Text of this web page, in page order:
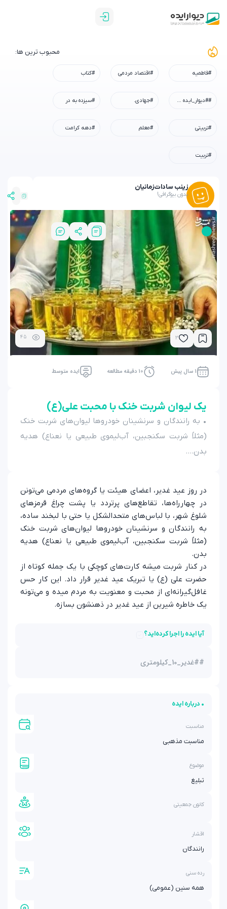
محبوب ترین ها:
#فاطمیه #اقتصاد مردمی #کتاب
##دیوار_ایده #رسم_میزبانی #شهادت_امام_رضا #همه_خادم_الرضاییم #جهادی. #سیزده به در
#تربیتی #معلم #دهه کرامت
#تربیت
• درباره ایده
مناسبت
مناسبت مذهبی
موضوع
تبلیغ
کانون جمعیتی
اقشار
رانندگان
رده سنی
همه سنین (عمومی)
زینب ساداتزمانیان
بدون بیوگرافی!
3
45
1 سال پیش 10 دقیقه مطالعه ایده متوسط
یک لیوان شربت خنک با محبت علی(ع)
• به رانندگان و سرنشینان خودروها لیوان‌های شربت خنک
(مثلاً شربت سکنجبین، آب‌لیموی طبیعی یا نعناع) هدیه
بدن....
در روز عید غدیر، اعضای هیئت یا گروه‌های مردمی می‌تونن
در چهارراه‌ها، تقاطع‌های پرتردد یا پشت چراغ قرمزهای
شلوغ شهر، با لباس‌های متحدالشکل یا حتی با لبخند ساده،
به رانندگان و سرنشینان خودروها لیوان‌های شربت خنک
(مثلاً شربت سکنجبین، آب‌لیموی طبیعی یا نعناع) هدیه
بدن.
در کنار شربت میشه کارت‌های کوچکی با یک جمله کوتاه از
حضرت علی (ع) یا تبریک عید غدیر قرار داد. این کار حس
غافل‌گیرانه‌ای از محبت و معنویت به مردم میده و می‌تونه
یک خاطره شیرین از عید غدیر در ذهنشون بسازه.
آیا ایده را اجرا کرده‌اید؟
##غدیر_10_کیلومتری